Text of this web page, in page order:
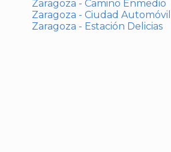
Zaragoza - Camino Enmedio
Zaragoza - Ciudad Automóvil
Zaragoza - Estación Delicias